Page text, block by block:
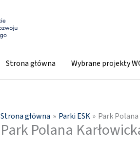
Strona główna Wybrane projekty
Strona główna Parki ESK Park
Park Polana